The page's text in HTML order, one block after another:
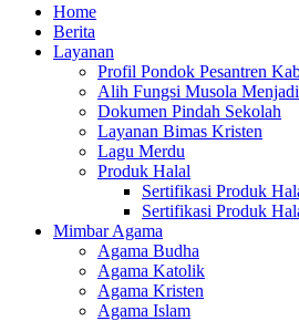
Home
Berita
Layanan
Profil Pondok Pesantren
Alih Fungsi Musola
Dokumen Pindah Sekolah
Layanan Bimas Kristen
Lagu Merdu
Produk Halal
Sertifikasi Produk
Sertifikasi Produk
Mimbar Agama
Agama Budha
Agama Katolik
Agama Kristen
Agama Islam